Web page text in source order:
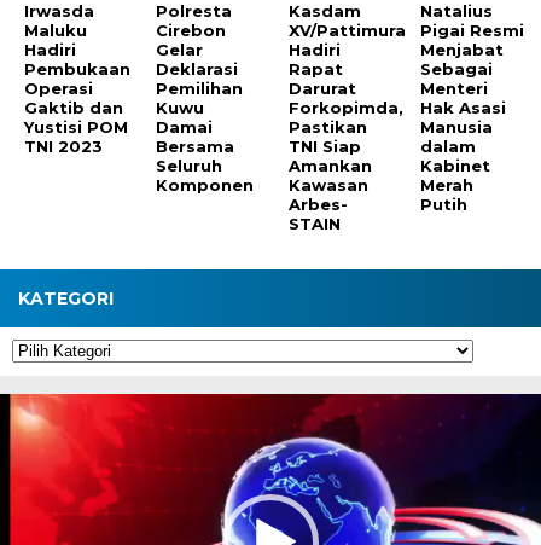
Irwasda
Maluku
Hadiri
Pembukaan
Operasi
Gaktib dan
Yustisi POM
TNI 2023
Polresta
Cirebon
Gelar
Deklarasi
Pemilihan
Kuwu
Damai
Bersama
Seluruh
Komponen
Kasdam
XV/Pattimura
Hadiri
Rapat
Darurat
Forkopimda,
Pastikan
TNI Siap
Amankan
Kawasan
Arbes-
STAIN
Natalius
Pigai Resmi
Menjabat
Sebagai
Menteri
Hak Asasi
Manusia
dalam
Kabinet
Merah
Putih
KATEGORI
Kategori
Pemutar
Video